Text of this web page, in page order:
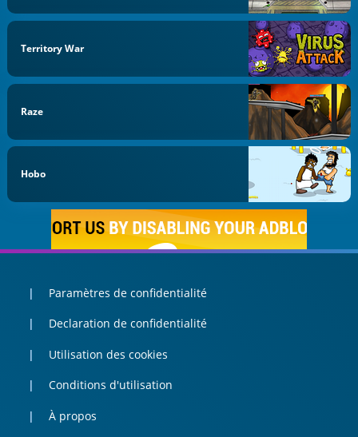
Territory War
Raze
Hobo
Paramètres de confidentialité
Declaration de confidentialité
Utilisation des cookies
Conditions d'utilisation
À propos